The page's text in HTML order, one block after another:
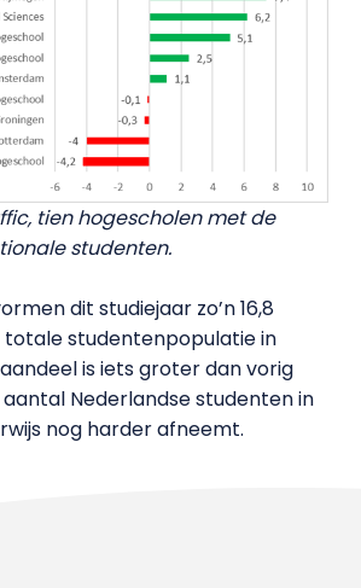
tien hogescholen met de
studenten.
dit studiejaar zo’n 16,8
studentenpopulatie in
is iets groter dan vorig
Nederlandse studenten in
nog harder afneemt.